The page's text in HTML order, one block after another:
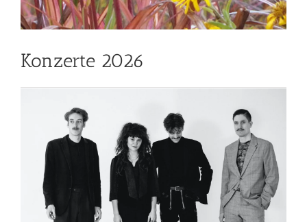
Konzerte 2026